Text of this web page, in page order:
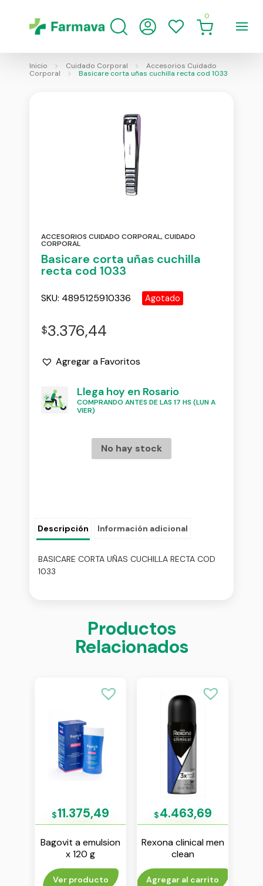
0
Inicio Cuidado Corporal
Accesorios Cuidado
Corporal
Basicare corta uñas cuchilla recta cod 1033
ACCESORIOS CUIDADO CORPORAL,CUIDADO
CORPORAL
Basicare corta uñas cuchilla
recta cod 1033
SKU: 4895125910336 Agotado
$3.376,44
Agregar a Favoritos
Llega hoy en Rosario
COMPRANDO ANTES DE LAS 17 HS (LUN A
VIER)
No hay stock
Descripción Información adicional
BASICARE CORTA UÑAS CUCHILLA RECTA COD
1033
Productos
Relacionados
$11.375,49
Bagovit a emulsion
x 120 g
Ver producto
$4.463,69
Rexona clinical men
clean
antitranspirante en
aerosol x 55 ml
Agregar al carrito